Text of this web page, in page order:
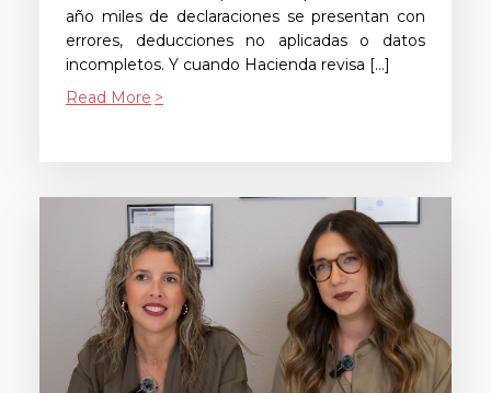
año miles de declaraciones se presentan con
errores, deducciones no aplicadas o datos
incompletos. Y cuando Hacienda revisa […]
Read More